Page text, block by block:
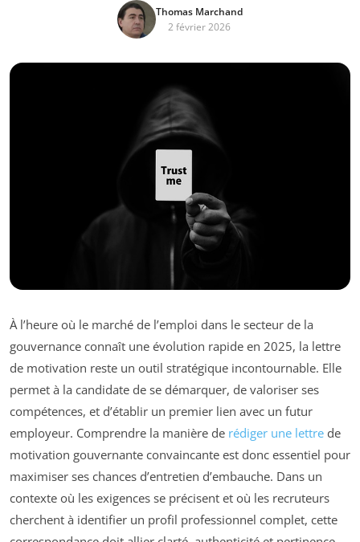
Thomas Marchand
2 février 2026
À l’heure où le marché de l’emploi dans le secteur de la
gouvernance connaît une évolution rapide en 2025, la lettre
de motivation reste un outil stratégique incontournable. Elle
permet à la candidate de se démarquer, de valoriser ses
compétences, et d’établir un premier lien avec un futur
employeur. Comprendre la manière de rédiger une lettre de
motivation gouvernante convaincante est donc essentiel pour
maximiser ses chances d’entretien d’embauche. Dans un
contexte où les exigences se précisent et où les recruteurs
cherchent à identifier un profil professionnel complet, cette